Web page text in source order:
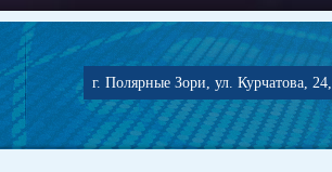
г. Полярные Зори, ул. Курчатова, 24,